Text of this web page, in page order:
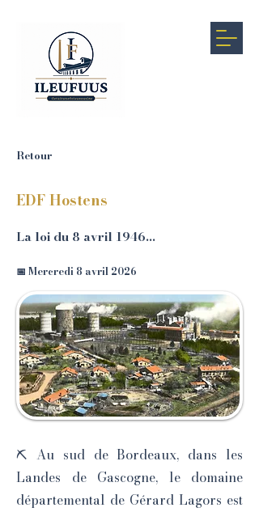
Retour
EDF Hostens
La loi du 8 avril 1946…
📅 Mercredi 8 avril 2026
⛏️ Au sud de Bordeaux, dans les
Landes de Gascogne, le domaine
départemental de Gérard Lagors est